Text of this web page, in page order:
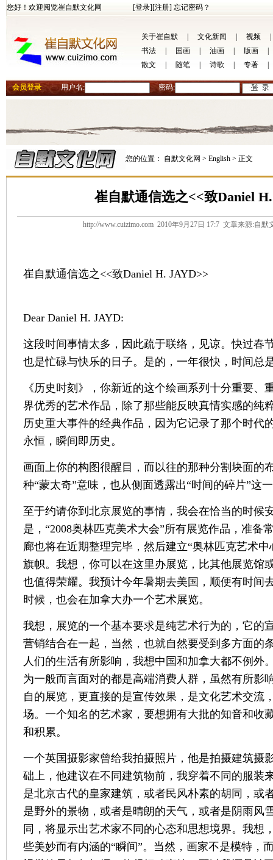
您好！欢迎阅览崔自默文化网 [登录][注册] 忘记密码？
关于崔自默 文化新闻 视频
书法
国画 油画 版画
散文
随笔 诗歌 专著
会员登录 用户名: 密码:
您的位置： 自默文化网 > English > 正文
崔自默通信选之<<致Daniel
http://www.cuizimo.com 2010年9月27日 17:7 文章来源:自
崔自默通信选之<<致Daniel H. JAYD>>
Dear Daniel H. JAYD:
这段时间事情太多，因此疏于联络，见谅。快过春
也是忙碌与快乐的日子。是的，一年很快，时间总
《历史时刻》，你新近的这个绘画系列十分重要、
界优秀的艺术作品，除了那些能反映真情实感的纯
历史重大事件的经典作品，因为它记录了那个时代
永恒，瞬间即历史。
画面上你的构图很醒目，而以往的那种分割块面的
种“蒙太奇”意味，也从侧面透露出“时间的碎片”这
至于约请你到北京展览的事情，我会在恰当的时候
是，“2008奥林匹克美术大会”所有展览作品，准备
廊也将在近期整理完毕，然后建立“奥林匹克艺术
旗帜。我想，你可以在这里办展览，比其他展览馆
也值得荣耀。我预计今年暑期去美国，顺便有时间
时候，也会在加拿大办一个艺术展览。
我想，展览的一个基本要求是纯艺术行为的，它的
营销结合在一起，当然，也就自然要受到多方面的
人们的生活有所影响，我想中国和加拿大都不例外
为一般而言面对的都是高端消费人群，虽然有所影
自的展览，更直接的是宣传效果，是文化艺术交流
场。一个知名的艺术家，要想拥有大批的知音和收
和积累。
一个英国摄影家曾给我拍摄照片，他是拍摄建筑摄
础上，他建议在不同建筑物前，我穿着不同的服装
是北京古代的皇家建筑，或者民风朴素的胡同，或
是野外的景物，或者是晴朗的天气，或者是阴雨风
同，将显示出艺术家不同的心态和思想境界。我想
些美妙而有内涵的“瞬间”。当然，画家不是模特，